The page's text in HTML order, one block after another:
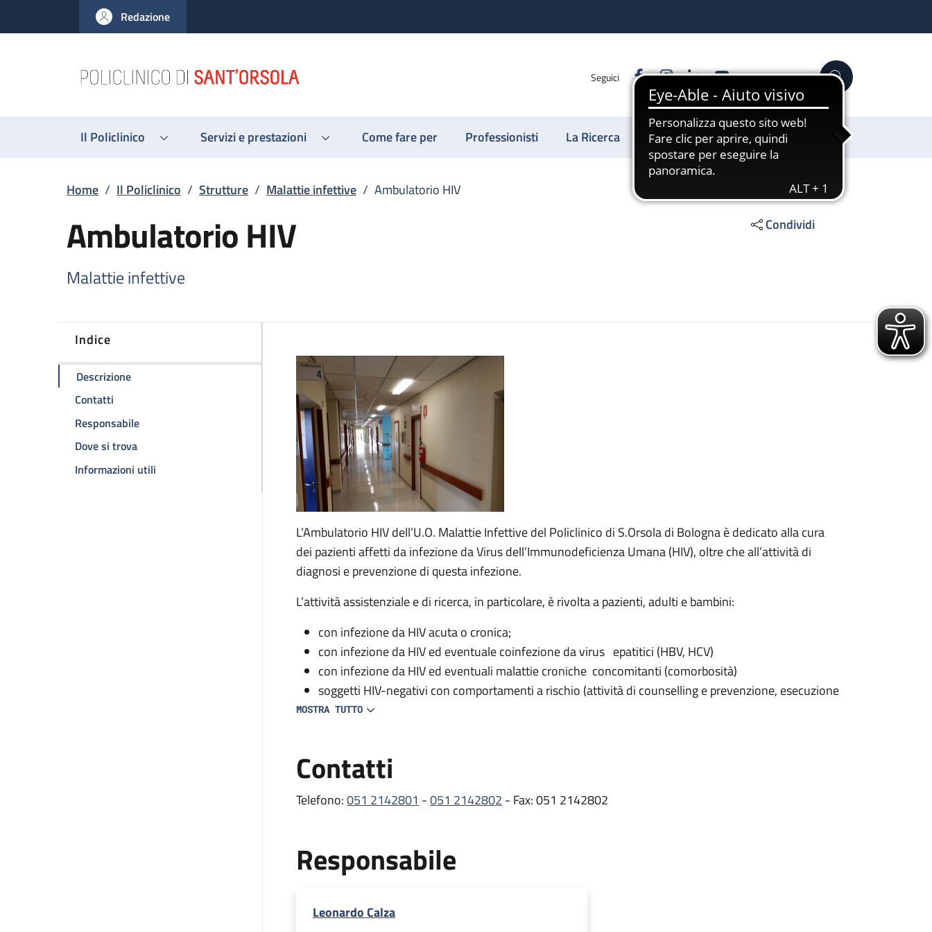
al contenuto principale
to footer content
Redazione
Seguici FacebookInstagram
LinkedinYouTube Cerca
Il Policlinico Servizi e prestazioni Come fare per Professionisti La Ricerca Sostienici
Briciole di pane
Home / Il Policlinico / Strutture / Malattie infettive / Ambulatorio HIV
Ambulatorio HIV
Malattie infettive
Condividi
Indice
Descrizionedella pagina Ambulatorio HIV
Contatti
Responsabiledella pagina Ambulatorio HIV
Dove si trovadella pagina Ambulatorio HIV
Informazioni utili
Descrizione
L’Ambulatorio HIV dell’U.O. Malattie Infettive del Policlinico di S.Orsola di Bologna è dedicato alla cura
dei pazienti affetti da infezione da Virus dell’Immunodeficienza Umana (HIV), oltre che all’attività di
diagnosi e prevenzione di questa infezione.
L’attività assistenziale e di ricerca, in particolare, è rivolta a pazienti, adulti e bambini:
con infezione da HIV acuta o cronica;
con infezione da HIV ed eventuale coinfezione da virus epatitici (HBV, HCV)
con infezione da HIV ed eventuali malattie croniche concomitanti (comorbosità)
soggetti HIV-negativi con comportamenti a rischio (attività di counselling e prevenzione, esecuzione
del test HIV).
antiretrovirali) e partecipa a vari studi clinici nazionali e internazionali relativi all’infezione da HIV,
alle comorbosità e all’efficacia/tollerabilità dei farmaci antiretrovirali.
L’ambulatorio si occupa dei pazienti con infezione da HIV, svolgendo un’attività assistenziale che
monitoraggio dell’infezione, oltre alla prescrizione e distribuzione della terapia antiretrovirale e degli altri
farmaci per il trattamento delle comorbosità (erogati dalla Farmacia Ospedaliera con un punto di
MOSTRA TUTTO
Contatti
Telefono:051 2142801 -051 2142802 - Fax: 051 2142802
Responsabile
Leonardo Calza